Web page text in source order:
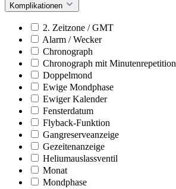
Komplikationen
2. Zeitzone / GMT
Alarm / Wecker
Chronograph
Chronograph mit Minutenrepetition
Doppelmond
Ewige Mondphase
Ewiger Kalender
Fensterdatum
Flyback-Funktion
Gangreserveanzeige
Gezeitenanzeige
Heliumauslassventil
Monat
Mondphase